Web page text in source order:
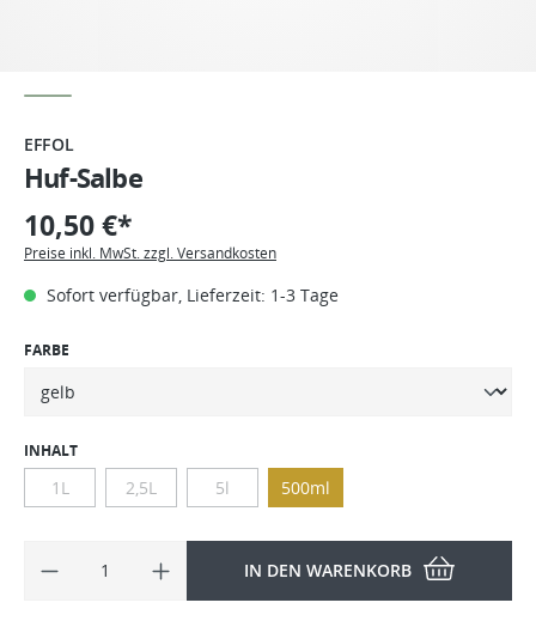
EFFOL
Huf-Salbe
10,50 €*
Preise inkl. MwSt. zzgl. Versandkosten
Sofort verfügbar, Lieferzeit: 1-3 Tage
FARBE
INHALT
1L 2,5L 5l 500ml
IN DEN WARENKORB